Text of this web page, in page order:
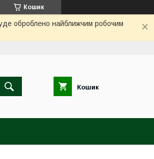
Кошик
оброблено найближчим робочим
Кошик